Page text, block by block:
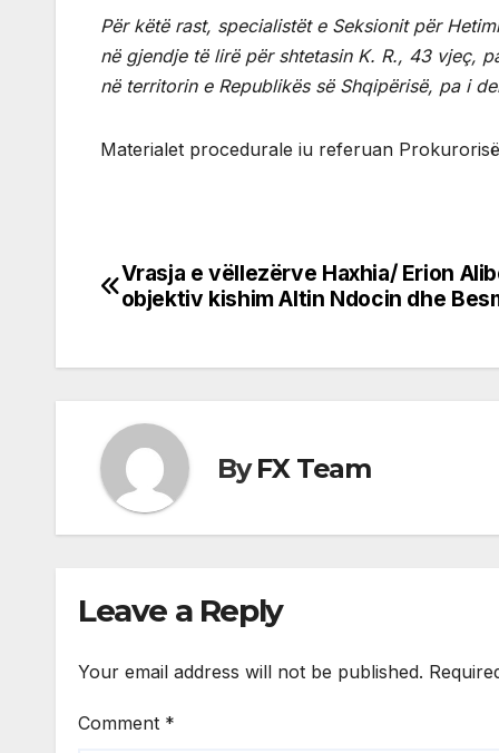
Për këtë rast, specialistët e Seksionit për
në gjendje të lirë për shtetasin K. R., 43 vjeç,
në territorin e Republikës së Shqipërisë, pa i
Materialet procedurale iu referuan
Post
Vrasja e vëllezërve Haxhia/ Erion
objektiv kishim Altin Ndocin dhe
ByFX Team
Leave a Reply
Your email address will not be published.
Comment *